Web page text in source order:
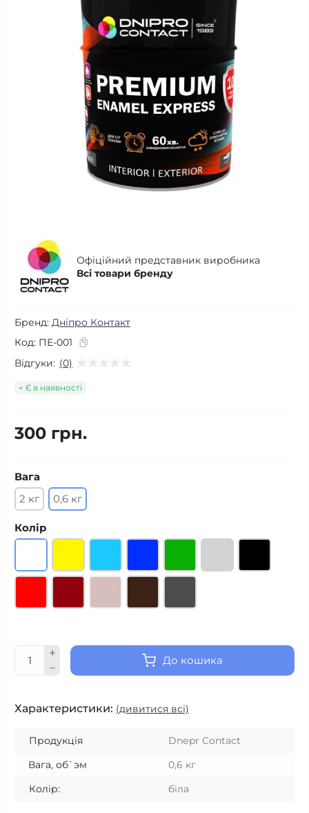
Офіційний представник виробника
Всі товари бренду
Бренд: Дніпро Контакт
Код: ПЕ-001
Відгуки: (0)
Є в наявності
300 грн.
Вага
2 кг
0,6 кг
Колір
До кошика
Характеристики: (дивитися всі)
Продукція
Dnеpr Contact
Вага, об`эм
0,6 кг
Колір:
біла